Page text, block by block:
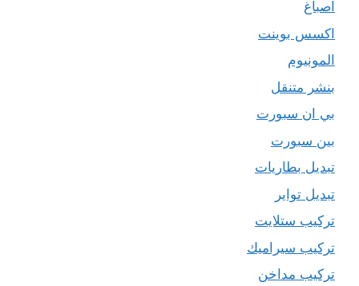
اصباغ
اكسس بوينت
المونيوم
بنشر متنقل
بي ان سبورت
بين سبورت
تبديل بطاريات
تبديل تواير
تركيب ستلايت
تركيب سيراميك
تركيب مداخن